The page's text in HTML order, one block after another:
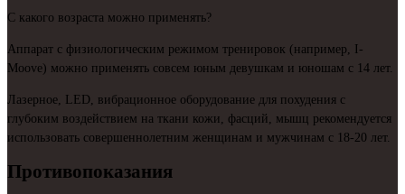
С какого возраста можно применять?
Аппарат с физиологическим режимом тренировок (например, I-
Moove) можно применять совсем юным девушкам и юношам с 14 лет.
Лазерное, LED, вибрационное оборудование для похудения с
глубоким воздействием на ткани кожи, фасций, мышц рекомендуется
использовать совершеннолетним женщинам и мужчинам с 18-20 лет.
Противопоказания